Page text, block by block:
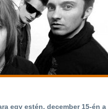
egy estén, december 15-én a